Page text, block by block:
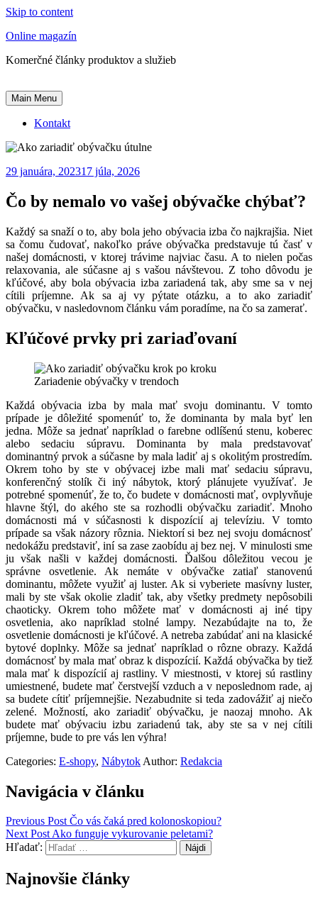
Skip to content
Online magazín
Komerčné články produktov a služieb
Main Menu
Kontakt
29 januára, 202317 júla, 2026
Čo by nemalo vo vašej obývačke chýbať?
Každý sa snaží o to, aby bola jeho obývacia izba čo najkrajšia. Niet
sa čomu čudovať, nakoľko práve obývačka predstavuje tú časť v
našej domácnosti, v ktorej trávime najviac času. A to nielen počas
relaxovania, ale súčasne aj s vašou návštevou. Z toho dôvodu je
kľúčové, aby bola obývacia izba zariadená tak, aby sme sa v nej
cítili príjemne. Ak sa aj vy pýtate otázku, a to ako zariadiť
obývačku, v nasledovnom článku vám poradíme, na čo sa zamerať.
Kľúčové prvky pri zariaďovaní
Zariadenie obývačky v trendoch
Každá obývacia izba by mala mať svoju dominantu. V tomto
prípade je dôležité spomenúť to, že dominanta by mala byť len
jedna. Môže sa jednať napríklad o farebne odlíšenú stenu, koberec
alebo sedaciu súpravu. Dominanta by mala predstavovať
dominantný prvok a súčasne by mala ladiť aj s okolitým prostredím.
Okrem toho by ste v obývacej izbe mali mať sedaciu súpravu,
konferenčný stolík či iný nábytok, ktorý plánujete využívať. Je
potrebné spomenúť, že to, čo budete v domácnosti mať, ovplyvňuje
hlavne štýl, do akého ste sa rozhodli obývačku zariadiť. Mnoho
domácnosti má v súčasnosti k dispozícií aj televíziu. V tomto
prípade sa však názory rôznia. Niektorí si bez nej svoju domácnosť
nedokážu predstaviť, iní sa zase zaobídu aj bez nej. V minulosti sme
ju však našli v každej domácnosti. Ďalšou dôležitou vecou je
správne osvetlenie. Ak nemáte v obývačke zatiaľ stanovenú
dominantu, môžete využiť aj luster. Ak si vyberiete masívny luster,
mali by ste však okolie zladiť tak, aby všetky predmety nepôsobili
chaoticky. Okrem toho môžete mať v domácnosti aj iné tipy
osvetlenia, ako napríklad stolné lampy. Nezabúdajte na to, že
osvetlenie domácnosti je kľúčové. A netreba zabúdať ani na klasické
bytové doplnky. Môže sa jednať napríklad o rôzne obrazy. Každá
domácnosť by mala mať obraz k dispozícií. Každá obývačka by tiež
mala mať k dispozícií aj rastliny. V miestnosti, v ktorej sú rastliny
umiestnené, budete mať čerstvejší vzduch a v neposlednom rade, aj
sa budete cítiť príjemnejšie. Nezabudnite si teda zadovážiť aj niečo
zelené. Možností, ako zariadiť obývačku, je naozaj mnoho. Ak
budete mať obývaciu izbu zariadenú tak, aby ste sa v nej cítili
príjemne, bude to pre vás len výhra!
Categories: E-shopy, Nábytok Author: Redakcia
Navigácia v článku
Previous Post Čo vás čaká pred kolonoskopiou?
Next PostAko funguje vykurovanie peletami?
Hľadať:
Najnovšie články